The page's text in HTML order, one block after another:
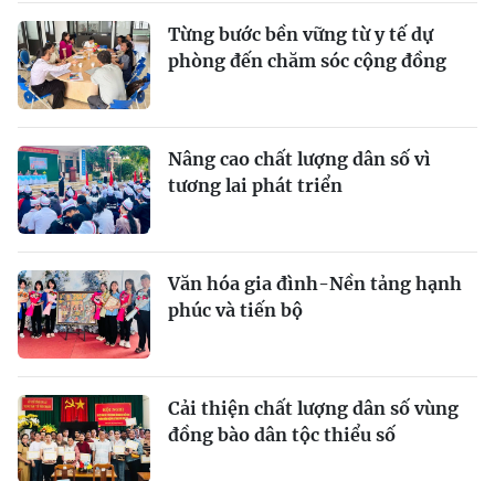
Từng bước bền vững từ y tế dự
phòng đến chăm sóc cộng đồng
Nâng cao chất lượng dân số vì
tương lai phát triển
Văn hóa gia đình-Nền tảng hạnh
phúc và tiến bộ
Cải thiện chất lượng dân số vùng
đồng bào dân tộc thiểu số